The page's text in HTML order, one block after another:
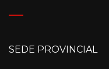
SEDE PROVINCIAL